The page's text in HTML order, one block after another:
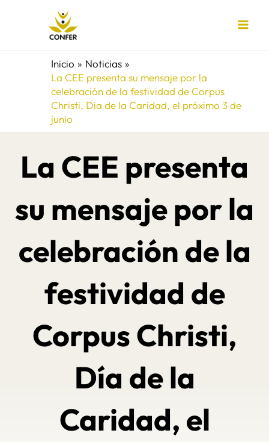
Inicio
Noticias
La CEE presenta su mensaje por la
celebración de la festividad de Corpus
Christi, Día de la Caridad, el próximo 3 de
junio
La CEE presenta
su mensaje por la
celebración de la
festividad de
Corpus Christi,
Día de la
Caridad, el